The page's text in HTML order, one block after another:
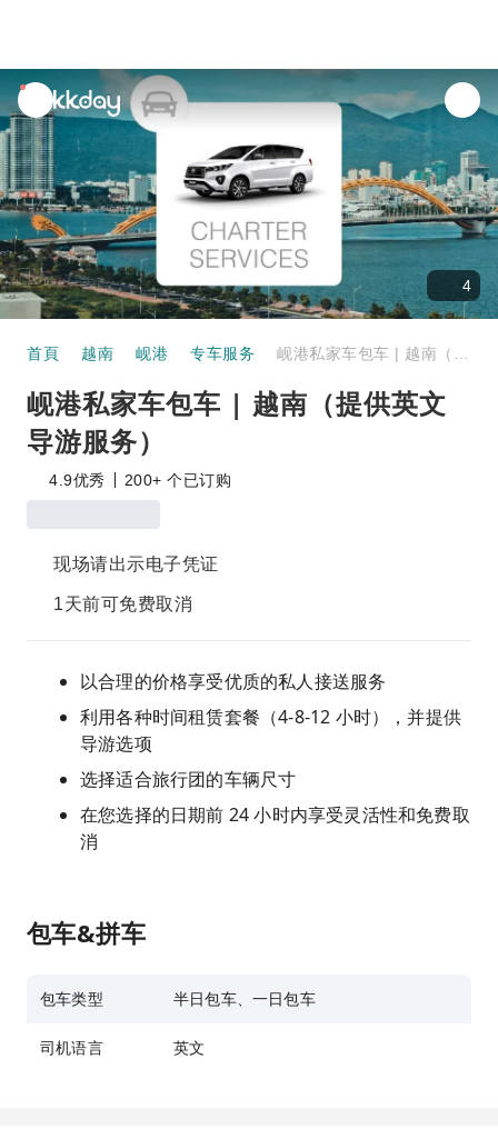
unread
notifications
4
首頁 越南 岘港 专车服务
岘港私家车包车 | 越南（提供英文
导游服务）
4.9优秀 200+ 个已订购
现场请出示电子凭证
1天前可免费取消
以合理的价格享受优质的私人接送服务
利用各种时间租赁套餐（4-8-12 小时），并提供
导游选项
选择适合旅行团的车辆尺寸
在您选择的日期前 24 小时内享受灵活性和免费取
消
包车&拼车
包车类型 半日包车、一日包车
司机语言 英文